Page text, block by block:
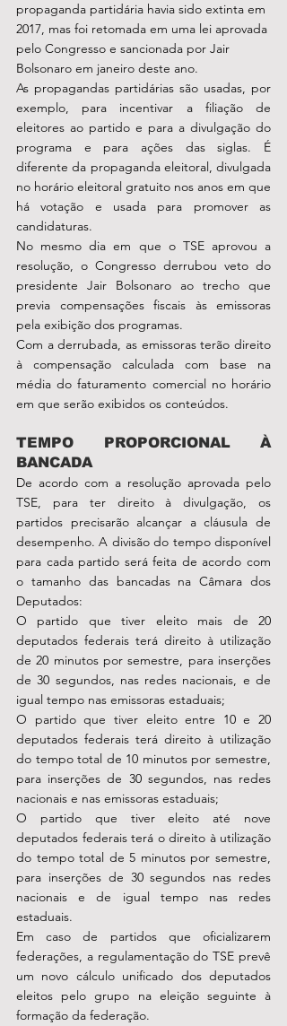
propaganda partidária havia sido extinta em
2017, mas foi retomada em uma lei aprovada
pelo Congresso e sancionada por Jair
Bolsonaro em janeiro deste ano.
As propagandas partidárias são usadas, por
exemplo, para incentivar a filiação de
eleitores ao partido e para a divulgação do
programa e para ações das siglas. É
diferente da propaganda eleitoral, divulgada
no horário eleitoral gratuito nos anos em que
há votação e usada para promover as
candidaturas.
No mesmo dia em que o TSE aprovou a
resolução, o Congresso derrubou veto do
presidente Jair Bolsonaro ao trecho que
previa compensações fiscais às emissoras
pela exibição dos programas.
Com a derrubada, as emissoras terão direito
à compensação calculada com base na
média do faturamento comercial no horário
em que serão exibidos os conteúdos.
TEMPO PROPORCIONAL À
BANCADA
De acordo com a resolução aprovada pelo
TSE, para ter direito à divulgação, os
partidos precisarão alcançar a cláusula de
desempenho. A divisão do tempo disponível
para cada partido será feita de acordo com
o tamanho das bancadas na Câmara dos
Deputados:
O partido que tiver eleito mais de 20
deputados federais terá direito à utilização
de 20 minutos por semestre, para inserções
de 30 segundos, nas redes nacionais, e de
igual tempo nas emissoras estaduais;
O partido que tiver eleito entre 10 e 20
deputados federais terá direito à utilização
do tempo total de 10 minutos por semestre,
para inserções de 30 segundos, nas redes
nacionais e nas emissoras estaduais;
O partido que tiver eleito até nove
deputados federais terá o direito à utilização
do tempo total de 5 minutos por semestre,
para inserções de 30 segundos nas redes
nacionais e de igual tempo nas redes
estaduais.
Em caso de partidos que oficializarem
federações, a regulamentação do TSE prevê
um novo cálculo unificado dos deputados
eleitos pelo grupo na eleição seguinte à
formação da federação.